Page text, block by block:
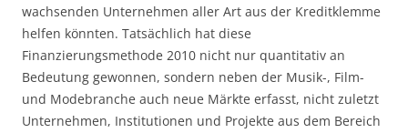
wachsenden Unternehmen aller Art aus der Kreditklemme
helfen könnten. Tatsächlich hat diese
Finanzierungsmethode 2010 nicht nur quantitativ an
Bedeutung gewonnen, sondern neben der Musik-, Film-
und Modebranche auch neue Märkte erfasst, nicht zuletzt
Unternehmen, Institutionen und Projekte aus dem Bereich